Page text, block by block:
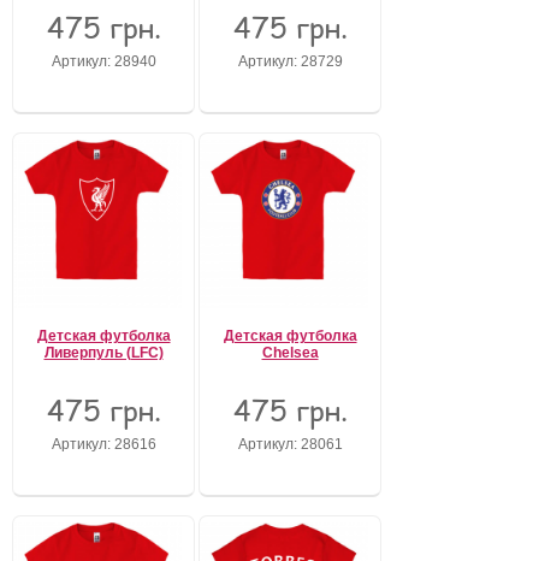
475 грн.
Артикул: 28940
475 грн.
Артикул: 28729
Детская футболка
Ливерпуль (LFC)
475 грн.
Артикул: 28616
Детская футболка
Chelsea
475 грн.
Артикул: 28061